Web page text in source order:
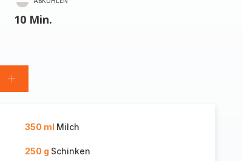
10 Min.
Personen
350 ml Milch
250 g Schinken